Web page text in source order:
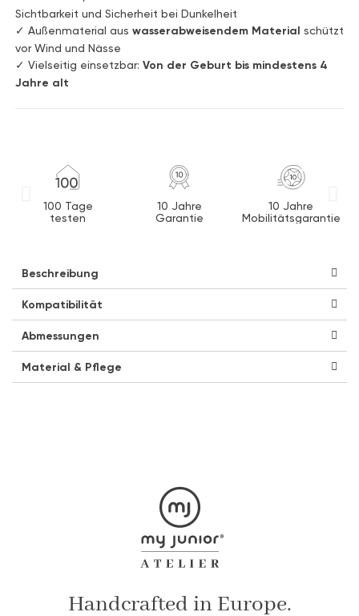
Sichtbarkeit und Sicherheit bei Dunkelheit
✓ Außenmaterial aus wasserabweisendem Material schützt
vor Wind und Nässe
✓ Vielseitig einsetzbar: Von der Geburt bis mindestens 4
Jahre alt
100 Tage
testen
10 Jahre
Garantie
10 Jahre
Mobilitätsgarantie
Beschreibung
Kompatibilität
Abmessungen
Material & Pflege
Handcrafted in Europe.